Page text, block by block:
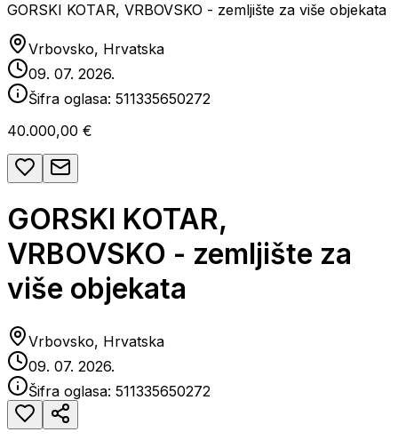
GORSKI KOTAR, VRBOVSKO - zemljište za više objekata
Vrbovsko, Hrvatska
09. 07. 2026.
Šifra oglasa: 511335650272
40.000,00 €
GORSKI KOTAR,
VRBOVSKO - zemljište za
više objekata
Vrbovsko, Hrvatska
09. 07. 2026.
Šifra oglasa: 511335650272